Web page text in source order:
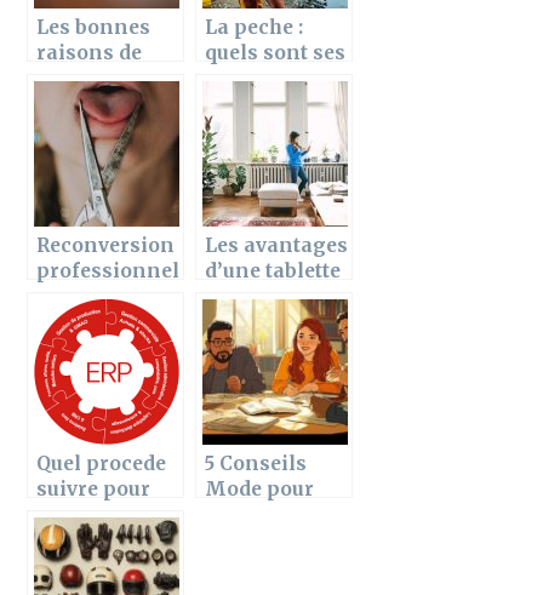
Les bonnes
raisons de
faire un
business plan
La peche :
quels sont ses
bienfaits sur
la sante de
l’homme
Reconversion
professionnel
le : comment
devenir
orthophoniste
?
Les avantages
d’une tablette
de radiateur et
ses criteres de
choix
Quel procede
suivre pour
personnifier
son ERP ?
5 Conseils
Mode pour